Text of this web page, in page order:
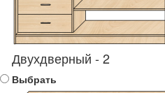
Двухдверный - 2
Выбрать